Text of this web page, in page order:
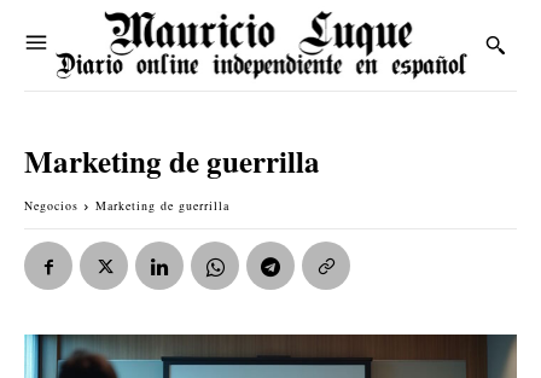
Marketing de guerrilla
Negocios Marketing de guerrilla